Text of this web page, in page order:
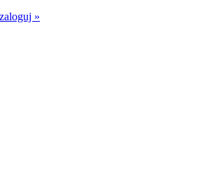
zaloguj »